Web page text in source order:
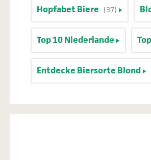
Hopfabet Biere (37)
Top 10 Niederlande
Entdecke Biersorte Blond